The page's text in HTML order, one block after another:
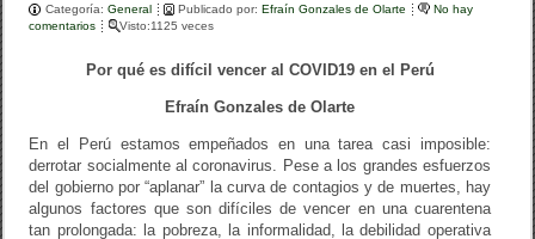
Categoría:General Publicado por:Efraín Gonzales de Olarte
No hay
comentarios
Visto:1125 veces
Por qué es difícil vencer al COVID19 en el Perú
Efraín Gonzales de Olarte
En el Perú estamos empeñados en una tarea casi imposible:
derrotar socialmente al coronavirus. Pese a los grandes esfuerzos
del gobierno por “aplanar” la curva de contagios y de muertes, hay
algunos factores que son difíciles de vencer en una cuarentena
tan prolongada: la pobreza, la informalidad, la debilidad operativa